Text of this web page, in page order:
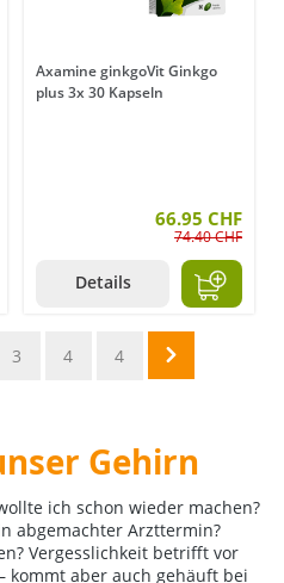
Axamine ginkgoVit Ginkgo
plus 3x 30 Kapseln
66.95 CHF
74.40 CHF
Details
3 4 4
Gehirn
ich schon wieder machen?
abgemachter Arzttermin?
Vergesslichkeit betrifft vor
kommt aber auch gehäuft bei